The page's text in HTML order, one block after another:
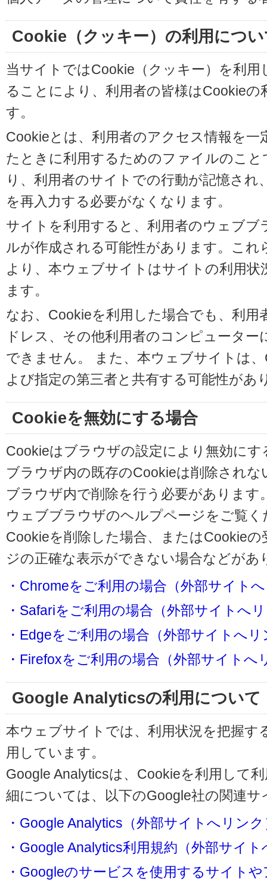
Cookie（クッキー）の利用につ
当サイトではCookie（クッキー）を利
ることにより、利用者の皆様はCookie
す。
Cookieとは、利用者のアクセス情報を
たときに利用するためのファイルのこ
り、利用者のサイトでの行動が記憶さ
を再入力する必要がなくなります。
サイトを利用すると、利用者のウェブ
ルが作成される可能性があります。こ
より、本ウェブサイトはサイトの利用
ます。
なお、Cookieを利用した場合でも、利用
ドレス、その他利用者のコンピュータ
できません。 また、本ウェブサイトは
よび指定の第三者と共有する可能性があ
Cookieを無効にする場合
Cookieはブラウザの設定により無効に
ブラウザ内の既存のCookieは削除され
ブラウザ内で削除を行う必要があります
ウェブブラウザのヘルプページをご覧く
Cookieを削除した場合、またはCookie
ジの正確な表示ができない場合などが
・Chromeをご利用の場合（外部サイト
・Safariをご利用の場合（外部サイトへ
・Edgeをご利用の場合（外部サイトへリ
・Firefoxをご利用の場合（外部サイトへ
Google Analyticsの利用について
本ウェブサイトでは、利用状況を把握す
用しています。
Google Analyticsは、Cookieを利用して
細については、以下のGoogle社の関連
・Google Analytics（外部サイトへリンク
・Google Analytics利用規約（外部サイ
・Googleのサービスを使用するサイト